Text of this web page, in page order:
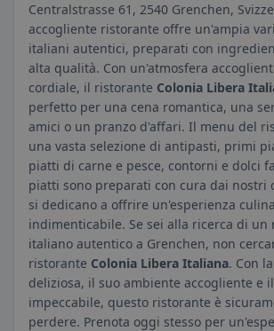
Centralstrasse 61, 2540 Grenchen,
accogliente ristorante offre un'ampia
italiani autentici, preparati con
alta qualità. Con un'atmosfera
cordiale, il ristorante Colonia Libera
perfetto per una cena romantica, una
amici o un pranzo d'affari. Il menu del
una vasta selezione di antipasti, primi
piatti di carne e pesce, contorni e dolci
piatti sono preparati con cura dai nostri
si dedicano a offrire un'esperienza
indimenticabile. Se sei alla ricerca di un
italiano autentico a Grenchen, non
ristorante Colonia Libera Italiana. Con
deliziosa, il suo ambiente accogliente e
impeccabile, questo ristorante è
perdere. Prenota oggi stesso per